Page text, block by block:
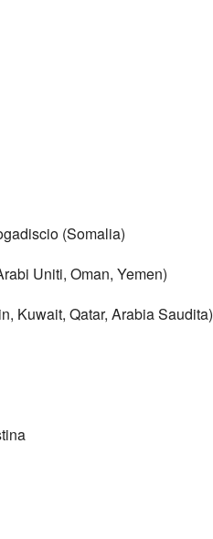
(Somalia)
Uniti, Oman, Yemen)
Kuwait, Qatar, Arabia Saudita)